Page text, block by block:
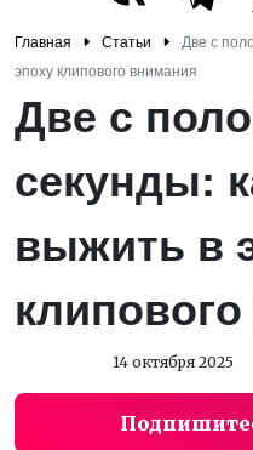
Главная Статьи
Две с
эпоху клипового внимания
Две с
секунды:
выжить в
14 октября 2025